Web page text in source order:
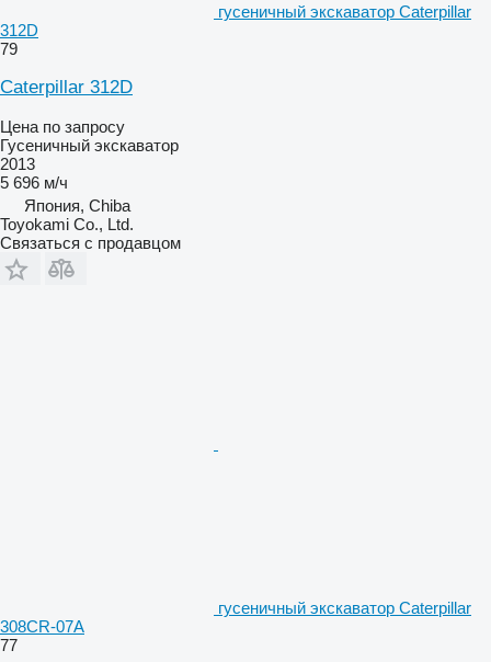
гусеничный экскаватор Caterpillar
312D
79
Caterpillar 312D
Цена по запросу
Гусеничный экскаватор
2013
5 696 м/ч
Япония, Chiba
Toyokami Co., Ltd.
Связаться с продавцом
гусеничный экскаватор Caterpillar
308CR-07A
77